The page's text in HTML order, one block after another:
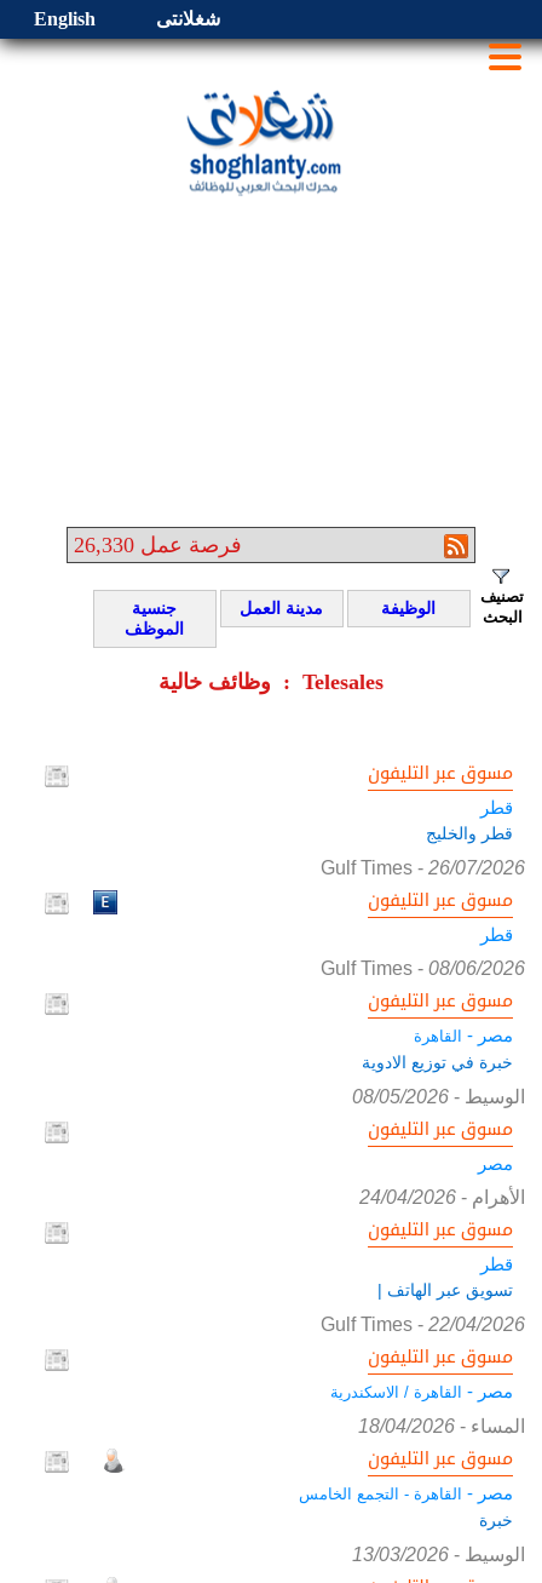
شغلانتى English
26,330 فرصة عمل
تصنيف
البحث
الوظيفة مدينة العمل
جنسية
الموظف
وظائف خالية : Telesales
مسوق عبر التليفون
قطر
قطر والخليج
Gulf Times- 26/07/2026
مسوق عبر التليفون
قطر
Gulf Times- 08/06/2026
مسوق عبر التليفون
مصر - القاهرة
خبرة في توزيع الادوية
الوسيط -
08/05/2026
مسوق عبر التليفون
مصر
الأهرام -
24/04/2026
مسوق عبر التليفون
قطر
تسويق عبر الهاتف |
Gulf Times- 22/04/2026
مسوق عبر التليفون
مصر - القاهرة / الاسكندرية
المساء -
18/04/2026
مسوق عبر التليفون
مصر - القاهرة - التجمع الخامس
خبرة
الوسيط -
13/03/2026